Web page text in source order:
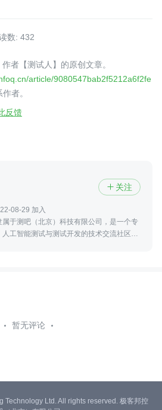
数: 432
者【测试人】的原创文章。
article/9080547bab2f5212a6f2fe
者。
反馈
 关注
08-29 加入
于测吧（北京）科技有限公司，是一个专
工智能测试与测试开发的技术交流社区，
暂无评论
Technology Ltd. All rights reserved. 极客邦控